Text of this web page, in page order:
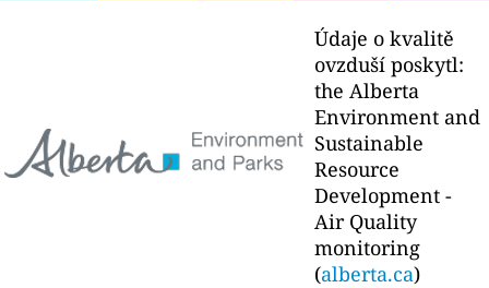
Údaje o kvalitě
ovzduší poskytl:
the Alberta
Environment and
Sustainable
Resource
Development -
Air Quality
monitoring
(alberta.ca)